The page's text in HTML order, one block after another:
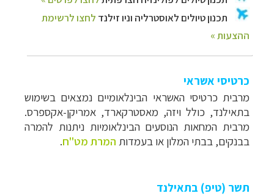
כרטיסי אשראי
מרבית כרטיסי האשראי הבינלאומיים נמצאים בשימוש
בתאילנד, כולל ויזה, מאסטרקארד, אמריקן-אקספרס.
מרבית המחאות הנוסעים הבינלאומיות ניתנות להמרה
בבנקים, בבתי המלון או בעמדות המרת מט"ח.
תשר (טיפ) בתאילנד